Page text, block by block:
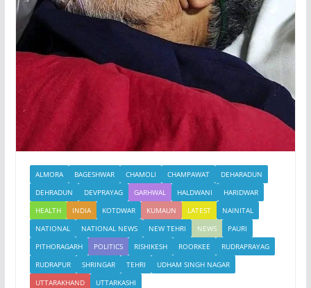
ALMORA BAGESHWAR CHAMOLI CHAMPAWAT
DEHARADUN
DEHRADUN
DEVPRAYAG GARHWAL HALDWANI
HARIDWAR
HEALTH
INDIA KOTDWAR KUMAUN LATEST
NAINITAL
NATIONAL
NATIONAL NEWS NEW TEHRI NEWS
PAURI
PITHORAGARH
POLITICS RISHIKESH ROORKEE
RUDRAPRAYAG
RUDRAPUR
SHRINGAR TEHRI
UDHAM SINGH NAGAR
UTTARAKHAND
UTTARKASHI